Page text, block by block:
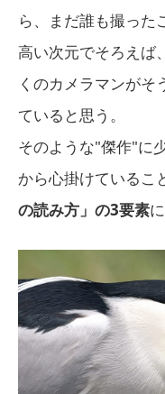
ら、まだ誰も撮った
高い次元でそろえば
くのカメラマンがそ
ていると思う。
そのような"傑作"に
から心掛けているこ
の読み方」の3要素